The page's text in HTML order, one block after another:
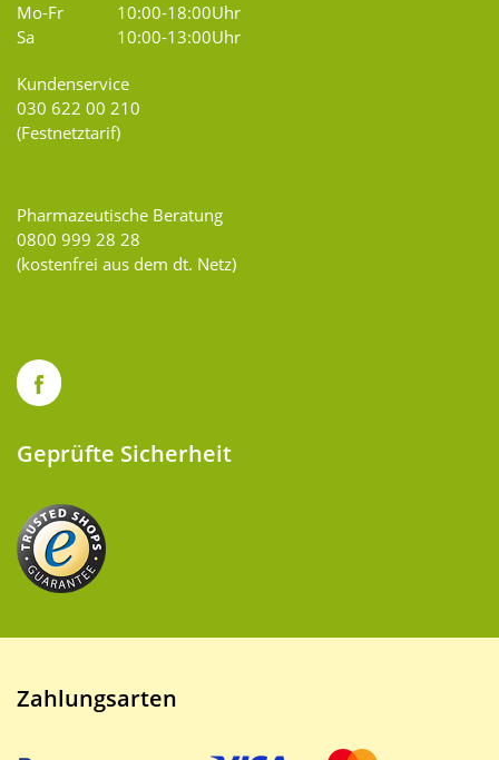
Mo-Fr
10:00-18:00Uhr
Sa
10:00-13:00Uhr
Kundenservice
030 622 00 210
(Festnetztarif)
Pharmazeutische Beratung
0800 999 28 28
(kostenfrei aus dem dt. Netz)
Geprüfte Sicherheit
Zahlungsarten